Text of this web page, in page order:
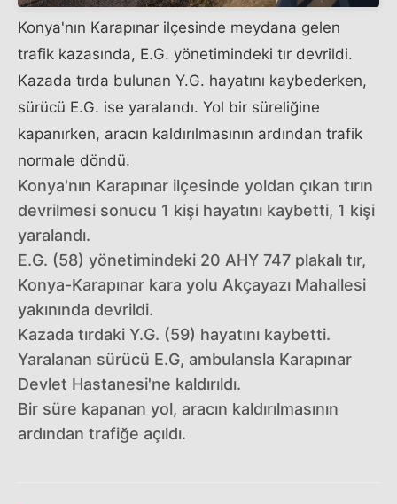
Konya'nın Karapınar ilçesinde meydana gelen
trafik kazasında, E.G. yönetimindeki tır devrildi.
Kazada tırda bulunan Y.G. hayatını kaybederken,
sürücü E.G. ise yaralandı. Yol bir süreliğine
kapanırken, aracın kaldırılmasının ardından trafik
normale döndü.
Konya'nın Karapınar ilçesinde yoldan çıkan tırın
devrilmesi sonucu 1 kişi hayatını kaybetti, 1 kişi
yaralandı.
E.G. (58) yönetimindeki 20 AHY 747 plakalı tır,
Konya-Karapınar kara yolu Akçayazı Mahallesi
yakınında devrildi.
Kazada tırdaki Y.G. (59) hayatını kaybetti.
Yaralanan sürücü E.G, ambulansla Karapınar
Devlet Hastanesi'ne kaldırıldı.
Bir süre kapanan yol, aracın kaldırılmasının
ardından trafiğe açıldı.